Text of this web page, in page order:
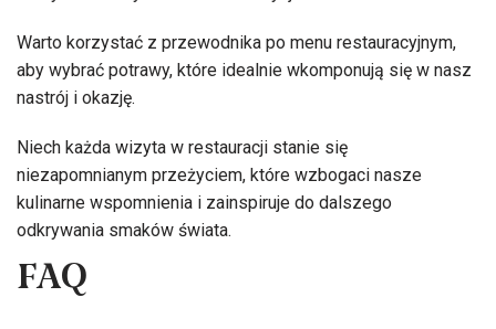
Warto korzystać z przewodnika po menu restauracyjnym,
aby wybrać potrawy, które idealnie wkomponują się w nasz
nastrój i okazję.
Niech każda wizyta w restauracji stanie się
niezapomnianym przeżyciem, które wzbogaci nasze
kulinarne wspomnienia i zainspiruje do dalszego
odkrywania smaków świata.
FAQ